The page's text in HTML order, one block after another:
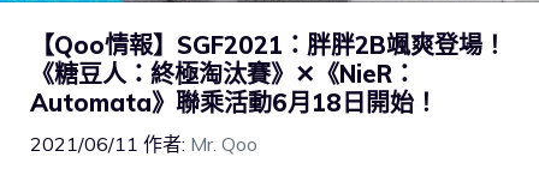
【Qoo情報】SGF2021：胖胖2B颯爽登場！
《糖豆人：終極淘汰賽》✕《NieR：
Automata》聯乘活動6月18日開始！
2021/06/11 作者: Mr. Qoo